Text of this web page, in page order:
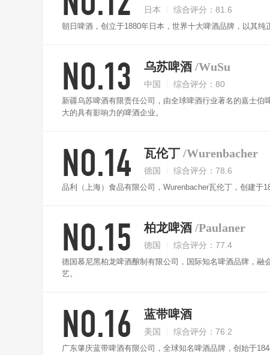
日本 综合评分：81.6
朝日啤酒，创立于1880年日本，世界十大啤酒品牌，以其
NO.13 乌苏啤酒 /WuSu
中国 综合评分：80
新疆乌苏啤酒有限责任公司，由全球啤酒行业著名的嘉士
大的具有影响力的啤酒企业。
NO.14 瓦伦丁 /Wurenbacher
德国 综合评分：78.6
品利（上海）食品有限公司，Wurenbacher瓦伦丁，创建于
NO.15 柏龙啤酒 /Paulaner
德国 综合评分：77.4
德国慕尼黑柏龙啤酒酿制有限公司，国际知名啤酒品牌，
艺。
NO.16 蓝带啤酒
美国 综合评分：76.2
广东肇庆蓝带啤酒有限公司，全球知名啤酒品牌，创始于